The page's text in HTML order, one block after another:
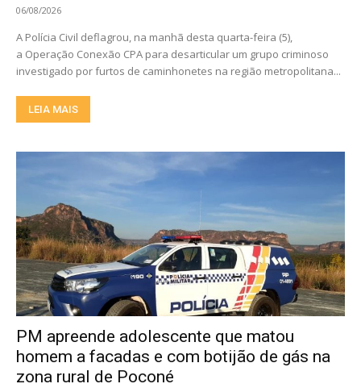
06/08/2026
A Polícia Civil deflagrou, na manhã desta quarta-feira (5),
a Operação Conexão CPA para desarticular um grupo criminoso
investigado por furtos de caminhonetes na região metropolitana...
LEIA MAIS
PM apreende adolescente que matou
homem a facadas e com botijão de gás na
zona rural de Poconé